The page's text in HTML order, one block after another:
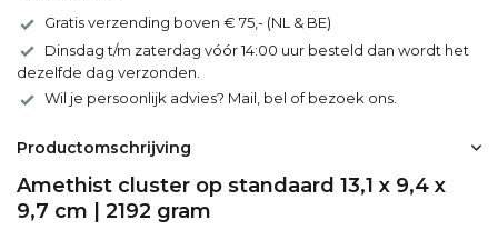
Gratis verzending boven € 75,- (NL & BE)
Dinsdag t/m zaterdag vóór 14:00 uur besteld dan wordt het
dezelfde dag verzonden.
Wil je persoonlijk advies? Mail, bel of bezoek ons.
Productomschrijving
Amethist cluster op standaard 13,1 x 9,4 x
9,7 cm | 2192 gram